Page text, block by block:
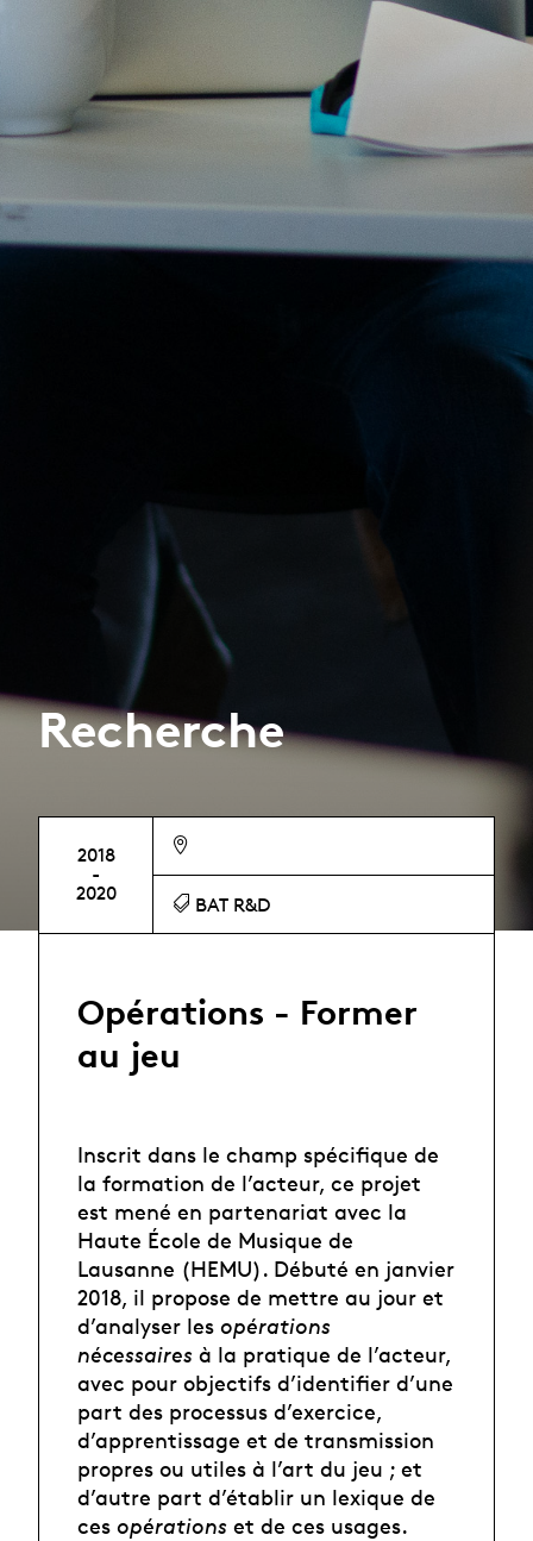
Recherche
2018
-
2020
BAT R&D
Opérations - Former
au jeu
Inscrit dans le champ spécifique de
la formation de l’acteur, ce projet
est mené en partenariat avec la
Haute École de Musique de
Lausanne (HEMU). Débuté en janvier
2018, il propose de mettre au jour et
d’analyser les opérations
nécessaires à la pratique de l’acteur,
avec pour objectifs d’identifier d’une
part des processus d’exercice,
d’apprentissage et de transmission
propres ou utiles à l’art du jeu ; et
d’autre part d’établir un lexique de
ces opérations et de ces usages.